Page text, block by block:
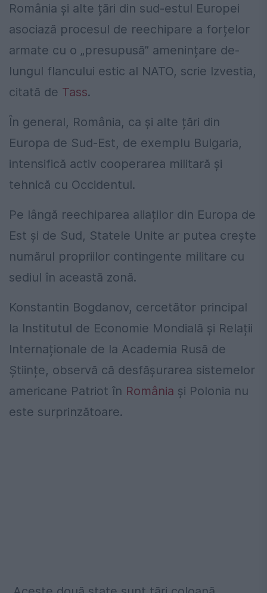
România și alte țări din sud-estul Europei
asociază procesul de reechipare a forțelor
armate cu o „presupusă” amenințare de-
lungul flancului estic al NATO, scrie Izvestia,
citată de Tass.
În general, România, ca și alte țări din
Europa de Sud-Est, de exemplu Bulgaria,
intensifică activ cooperarea militară și
tehnică cu Occidentul.
Pe lângă reechiparea aliaților din Europa de
Est și de Sud, Statele Unite ar putea crește
numărul propriilor contingente militare cu
sediul în această zonă.
Konstantin Bogdanov, cercetător principal
la Institutul de Economie Mondială și Relații
Internaționale de la Academia Rusă de
Științe, observă că desfășurarea sistemelor
americane Patriot în România și Polonia nu
este surprinzătoare.